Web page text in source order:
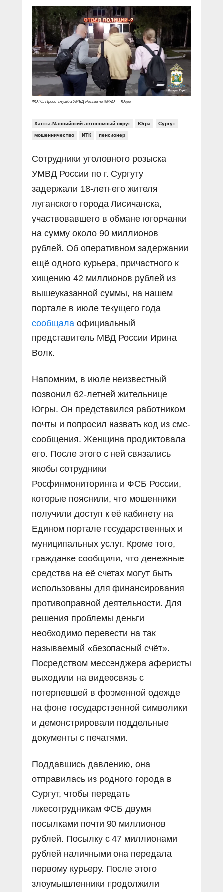
Социальные ролики
Документальные фильмы
В знании сила
Специальный репортаж
КиберПОСТОВОЙ
Газета «Щит и меч»
Журнал «Полиция России»
О ПОРТАЛЕ
Контакты
Вакансии
ФОТО: Пресс-служба УМВД России по ХМАО — Югре
Ханты-Мансийский автономный округ Югра Сургут
мошенничество ИТК пенсионер
Сотрудники уголовного розыска
УМВД России по г. Сургуту
задержали 18-летнего жителя
луганского города Лисичанска,
участвовавшего в обмане югорчанки
на сумму около 90 миллионов
рублей. Об оперативном задержании
ещё одного курьера, причастного к
хищению 42 миллионов рублей из
вышеуказанной суммы, на нашем
портале в июле текущего года
сообщала официальный
представитель МВД России Ирина
Волк.
Напомним, в июле неизвестный
позвонил 62-летней жительнице
Югры. Он представился работником
почты и попросил назвать код из смс-
сообщения. Женщина продиктовала
его. После этого с ней связались
якобы сотрудники
Росфинмониторинга и ФСБ России,
которые пояснили, что мошенники
получили доступ к её кабинету на
Едином портале государственных и
муниципальных услуг. Кроме того,
гражданке сообщили, что денежные
средства на её счетах могут быть
использованы для финансирования
противоправной деятельности. Для
решения проблемы деньги
необходимо перевести на так
называемый «безопасный счёт».
Посредством мессенджера аферисты
выходили на видеосвязь с
потерпевшей в форменной одежде
на фоне государственной символики
и демонстрировали поддельные
документы с печатями.
Поддавшись давлению, она
отправилась из родного города в
Сургут, чтобы передать
лжесотрудникам ФСБ двумя
посылками почти 90 миллионов
рублей. Посылку с 47 миллионами
рублей наличными она передала
первому курьеру. После этого
злоумышленники продолжили